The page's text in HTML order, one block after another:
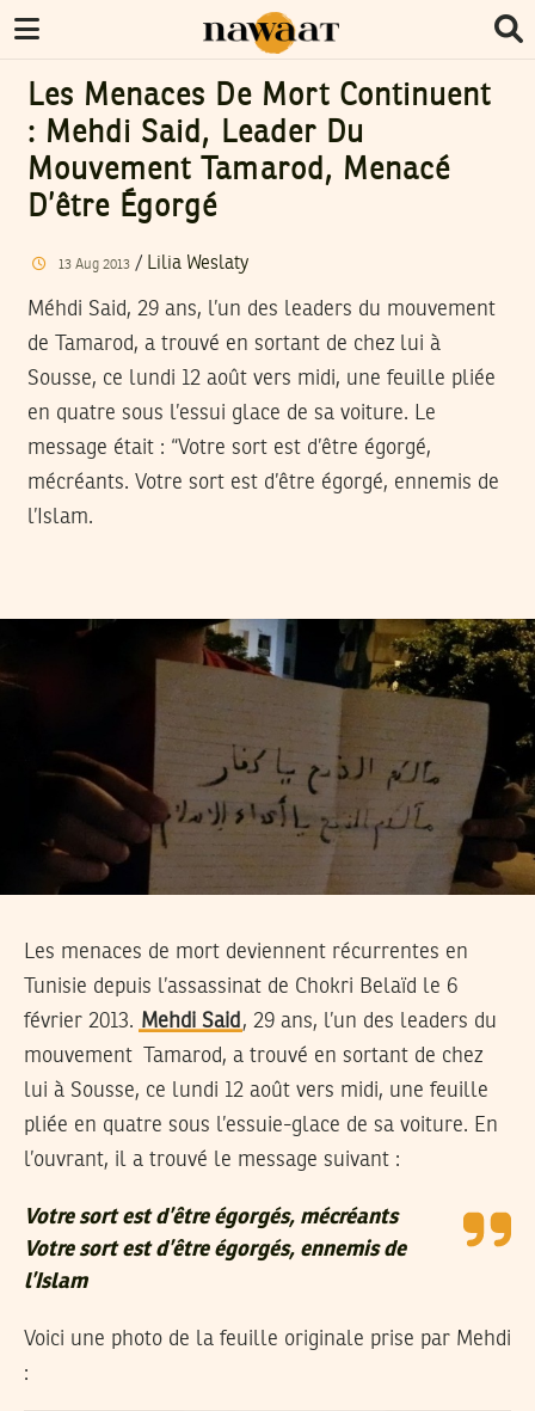
Les Menaces De Mort Continuent
: Mehdi Said, Leader Du
Mouvement Tamarod, Menacé
D’être Égorgé
13 Aug 2013/ Lilia Weslaty
Méhdi Said, 29 ans, l’un des leaders du mouvement
de Tamarod, a trouvé en sortant de chez lui à
Sousse, ce lundi 12 août vers midi, une feuille pliée
en quatre sous l’essui glace de sa voiture. Le
message était : “Votre sort est d’être égorgé,
mécréants. Votre sort est d’être égorgé, ennemis de
l’Islam.
Les menaces de mort deviennent récurrentes en
Tunisie depuis l’assassinat de Chokri Belaïd le 6
février 2013. Mehdi Said , 29 ans, l’un des leaders du
mouvement Tamarod, a trouvé en sortant de chez
lui à Sousse, ce lundi 12 août vers midi, une feuille
pliée en quatre sous l’essuie-glace de sa voiture. En
l’ouvrant, il a trouvé le message suivant :
Votre sort est d’être égorgés, mécréants
Votre sort est d’être égorgés, ennemis de
l’Islam
Voici une photo de la feuille originale prise par Mehdi
: